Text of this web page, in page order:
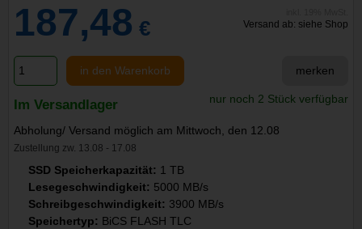
187,48 € Versand ab: siehe Shop
in den Warenkorb merken
Im Versandlager nur noch 2 Stück verfügbar
Abholung/ Versand möglich am Mittwoch, den 12.08
Zustellung zw. 13.08 - 17.08
SSD Speicherkapazität: 1 TB
Lesegeschwindigkeit: 5000 MB/s
Schreibgeschwindigkeit: 3900 MB/s
Speichertyp: BiCS FLASH TLC